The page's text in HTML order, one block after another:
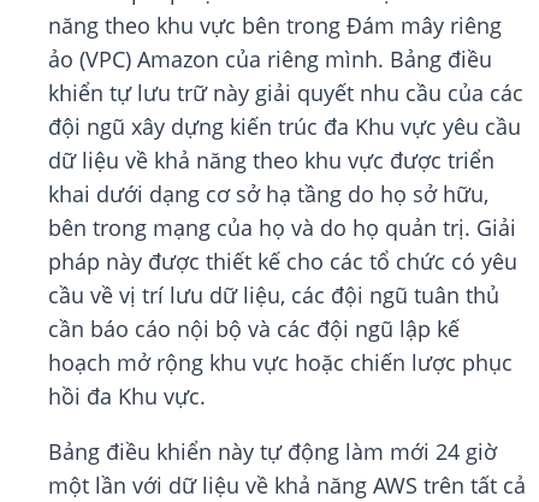
năng theo khu vực bên trong Đám mây riêng
ảo (VPC) Amazon của riêng mình. Bảng điều
khiển tự lưu trữ này giải quyết nhu cầu của các
đội ngũ xây dựng kiến trúc đa Khu vực yêu cầu
dữ liệu về khả năng theo khu vực được triển
khai dưới dạng cơ sở hạ tầng do họ sở hữu,
bên trong mạng của họ và do họ quản trị. Giải
pháp này được thiết kế cho các tổ chức có yêu
cầu về vị trí lưu dữ liệu, các đội ngũ tuân thủ
cần báo cáo nội bộ và các đội ngũ lập kế
hoạch mở rộng khu vực hoặc chiến lược phục
hồi đa Khu vực.
Bảng điều khiển này tự động làm mới 24 giờ
một lần với dữ liệu về khả năng AWS trên tất cả